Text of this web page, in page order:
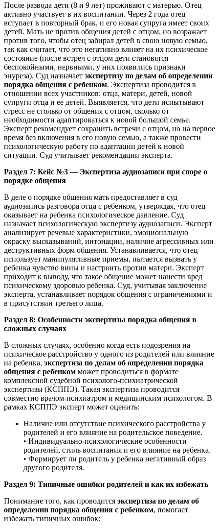
После развода дети (8 и 9 лет) проживают с матерью. Отец
активно участвует в их воспитании. Через 2 года отец
вступает в повторный брак, и его новая супруга имеет своих
детей. Мать не против общения детей с отцом, но возражает
против того, чтобы отец забирал детей в свою новую семью,
так как считает, что это негативно влияет на их психическое
состояние (после встреч с отцом дети становятся
беспокойными, нервными, у них появились признаки
энуреза). Суд назначает экспертизу по делам об определении
порядка общения с ребенком. Экспертиза проводится в
отношении всех участников: отца, матери, детей, новой
супруги отца и ее детей. Выявляется, что дети испытывают
стресс не столько от общения с отцом, сколько от
необходимости адаптироваться к новой большой семье.
Эксперт рекомендует сохранить встречи с отцом, но на первое
время без включения в его новую семью, а также провести
психологическую работу по адаптации детей к новой
ситуации. Суд учитывает рекомендации эксперта.
Раздел 7: Кейс №3 — Экспертиза аудиозаписи при споре о
порядке общения
В деле о порядке общения мать предоставляет в суд
аудиозапись разговора отца с ребенком, утверждая, что отец
оказывает на ребенка психологическое давление. Суд
назначает психологическую экспертизу аудиозаписи. Эксперт
анализирует речевые характеристики, эмоциональную
окраску высказываний, интонации, наличие агрессивных или
деструктивных форм общения. Устанавливается, что отец
использует манипулятивные приемы, пытается вызвать у
ребенка чувство вины и настроить против матери. Эксперт
приходит к выводу, что такое общение может нанести вред
психическому здоровью ребенка. Суд, учитывая заключение
эксперта, устанавливает порядок общения с ограничениями и
в присутствии третьего лица.
Раздел 8: Особенности экспертизы порядка общения в
сложных случаях
В сложных случаях, особенно когда есть подозрения на
психическое расстройство у одного из родителей или влияние
на ребенка, экспертиза по делам об определении порядка
общения с ребенком может проводиться в формате
комплексной судебной психолого-психиатрической
экспертизы (КСППЭ). Такая экспертиза проводится
совместно врачом-психиатром и медицинским психологом. В
рамках КСППЭ эксперт может оценить:
Наличие или отсутствие психического расстройства у
родителей и его влияние на родительское поведение.
• Индивидуально-психологические особенности
родителей, стиль воспитания и его влияние на ребенка.
• Формирует ли родитель у ребенка негативный образ
другого родителя.
Раздел 9: Типичные ошибки родителей и как их избежать
Понимание того, как проводится экспертиза по делам об
определении порядка общения с ребенком, помогает
избежать типичных ошибок: